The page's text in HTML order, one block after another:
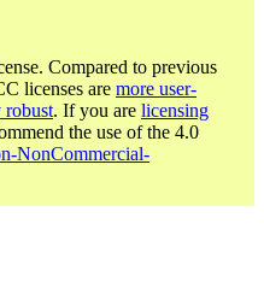
Compared to previous
licenses are more user-
robust. If you are licensing
the use of the 4.0
NonCommercial-